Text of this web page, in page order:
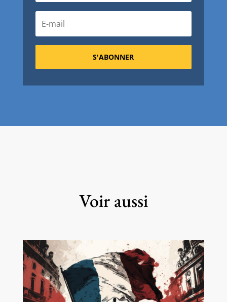
S'ABONNER
Voir aussi